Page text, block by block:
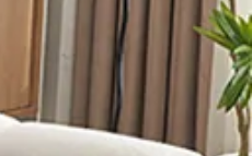
ア ソフ
ソフ